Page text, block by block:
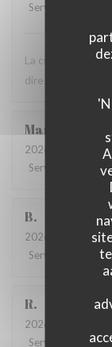
Service
La cuisine est
dire ! C'est
Marie
2026-07-21
-
Service
B
2026-07-08
-
Service
R
2026-06-17
-
Service